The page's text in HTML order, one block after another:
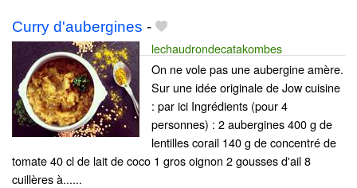
Curry d'aubergines -
lechaudrondecatakombes
On ne vole pas une aubergine amère.
Sur une idée originale de Jow cuisine
: par ici Ingrédients (pour 4
personnes) : 2 aubergines 400 g de
lentilles corail 140 g de concentré de
tomate 40 cl de lait de coco 1 gros oignon 2 gousses d'ail 8
cuillères à......